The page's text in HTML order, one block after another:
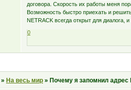
договора. Скорость их работы меня
Возможность быстро приехать и
NETRACK всегда открыт для диалога,
0
»На весь мир »Почему я запомнил адрес